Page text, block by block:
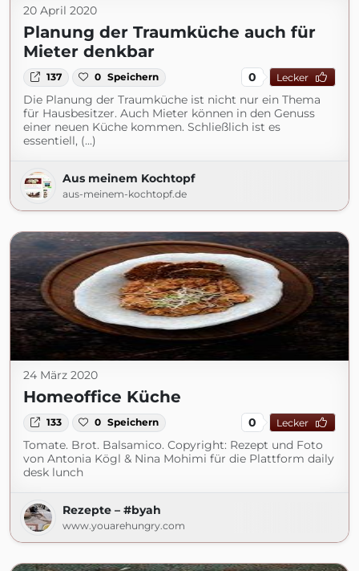
20 April 2020
Planung der Traumküche auch für
Mieter denkbar
137 0 Speichern 0 Lecker
Die Planung der Traumküche ist nicht nur ein Thema
für Hausbesitzer. Auch Mieter können in den Genuss
einer neuen Küche kommen. Schließlich ist es
essentiell, (...)
Aus meinem Kochtopf
aus-meinem-kochtopf.de
24 März 2020
Homeoffice Küche
133 0 Speichern 0 Lecker
Tomate. Brot. Balsamico. Copyright: Rezept und Foto
von Antonia Kögl & Nina Mohimi für die Plattform daily
desk lunch
Rezepte – #byah
www.youarehungry.com